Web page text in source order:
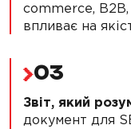
commerce, B2B,
впливає на
03
Звіт, який
документ для